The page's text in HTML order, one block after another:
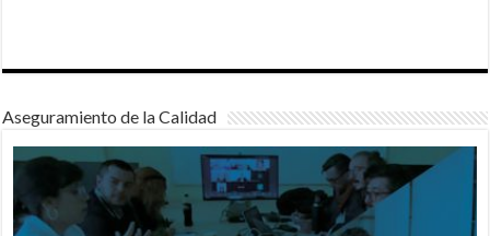
Aseguramiento de la Calidad